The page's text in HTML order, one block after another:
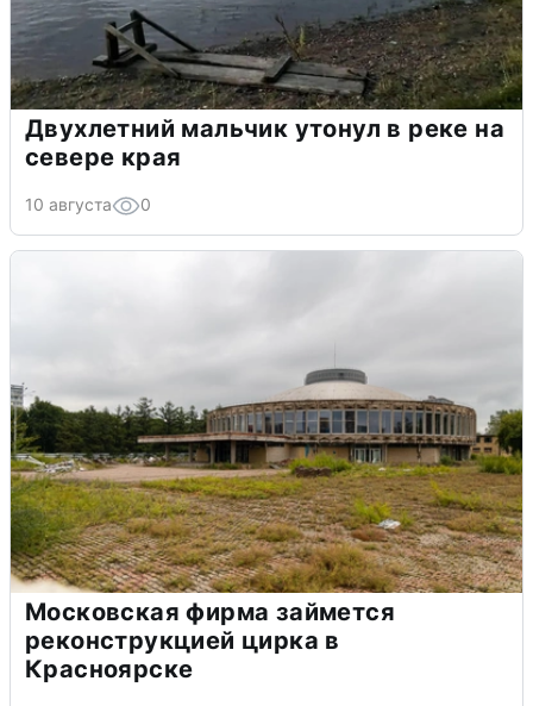
Двухлетний мальчик утонул в реке на
севере края
10 августа 0
Московская фирма займется
реконструкцией цирка в
Красноярске